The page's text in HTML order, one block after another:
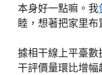
本身好一點嘛。我
睦，想著把家里布
據相干線上平臺數
干評價量環比增